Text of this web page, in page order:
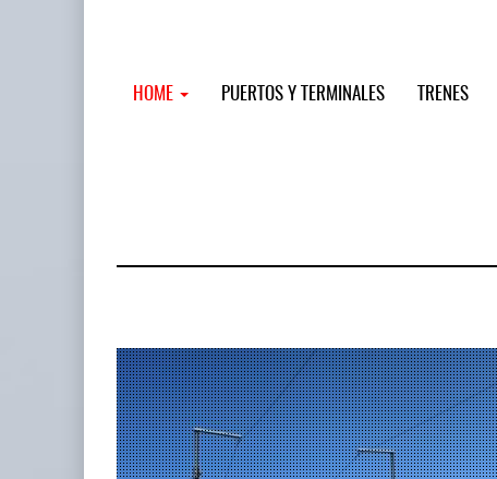
HOME PUERTOS Y TERMINALES TRENES
MSC
...
12 JUL